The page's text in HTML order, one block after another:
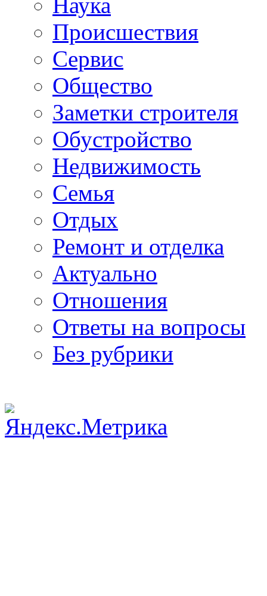
Происшествия
Сервис
Общество
Заметки строителя
Обустройство
Недвижимость
Семья
Отдых
Ремонт и отделка
Актуально
Отношения
Ответы на вопросы
Без рубрики